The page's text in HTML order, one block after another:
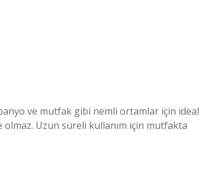
ve mutfak gibi nemli ortamlar için ideal
olmaz. Uzun süreli kullanım için mutfakta